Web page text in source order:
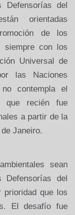
Defensorías del
orientadas
de los
siempre con los
Universal de
las Naciones
contempla el
que recién fue
a partir de la
Janeiro.
sean
Defensorías del
prioridad que los
El desafío fue